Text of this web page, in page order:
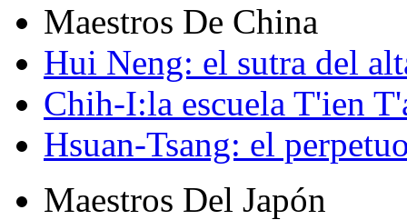
Maestros De China
Hui Neng: el sutra del
Chih-I:la escuela T'ien
Hsuan-Tsang: el
Maestros Del Japón